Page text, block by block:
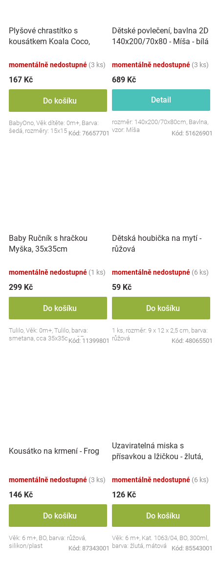
Plyšové chrastítko s
kousátkem Koala Coco,
momentálně nedostupné (3 ks)
167 Kč
Do košíku
BabyOno, Věk dítěte: 0m+, Barva:
šedá, rozměry: 15x15 cm.
Kód: 76657701
Dětské povlečení, bavlna 2D
140x200/70x80 - Míša - bílá
momentálně nedostupné (3 ks)
689 Kč
Detail
rozměr: 140x200/70x80cm, Bavlna,
vzor: Míša
Kód: 51626901
Baby Ručník s hračkou
Myška, 35x35cm
momentálně nedostupné (1 ks)
299 Kč
Do košíku
Tulilo, Věk: 0m+, Tulilo, barva:
smetana, cca 35x35cm, CE
Kód: 11399801
Dětská houbička na mytí -
růžová
momentálně nedostupné (6 ks)
59 Kč
Do košíku
1 ks, rozměr: 9 x 12 x 2,5 cm, barva:
růžová
Kód: 48065501
Kousátko na krmení - Frog
momentálně nedostupné (3 ks)
146 Kč
Do košíku
Věk: 6 m+, BO, barva: růžová,
silikon/plast
Kód: 87343001
Uzaviratelná miska s
přísavkou a lžičkou - žlutá,
momentálně nedostupné (6 ks)
126 Kč
Do košíku
Věk: 6 m+, Kat. 1063/04, BO, 300ml,
barva: žlutá, mátová
Kód: 85543001